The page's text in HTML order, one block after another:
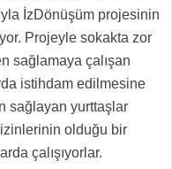
İzDönüşüm projesinin
Projeyle sokakta zor
sağlamaya çalışan
istihdam edilmesine
sağlayan yurttaşlar
olduğu bir
çalışıyorlar.